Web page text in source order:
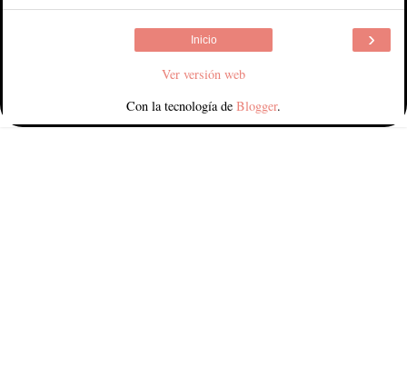
›
Inicio
Ver versión web
Con la tecnología de Blogger.